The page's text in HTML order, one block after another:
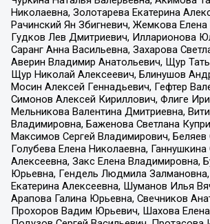
Николаевна, Золотарева Екатерина
Рачинский Ян Збигневич, Жемкова Елена
Гудков Лев Дмитриевич, Илларионова
Саранг Анна Васильевна, Захарова
Аверин Владимир Анатольевич, Щур
Щур Николай Алексеевич, Блинушов
Мосин Алексей Геннадьевич, Гефтер
Симонов Алексей Кириллович, Флиге
Мельникова Валентина Дмитриевна,
Владимировна, Баженова Светлана
Максимов Сергей Владимирович, Беляев
Голубева Елена Николаевна, Ганнушкина
Алексеевна, Закс Елена Владимировна,
Юрьевна, Гендель Людмила
Екатерина Алексеевна, Шуманов Илья
Арапова Галина Юрьевна, Свечников
Прохоров Вадим Юрьевич, Шахова